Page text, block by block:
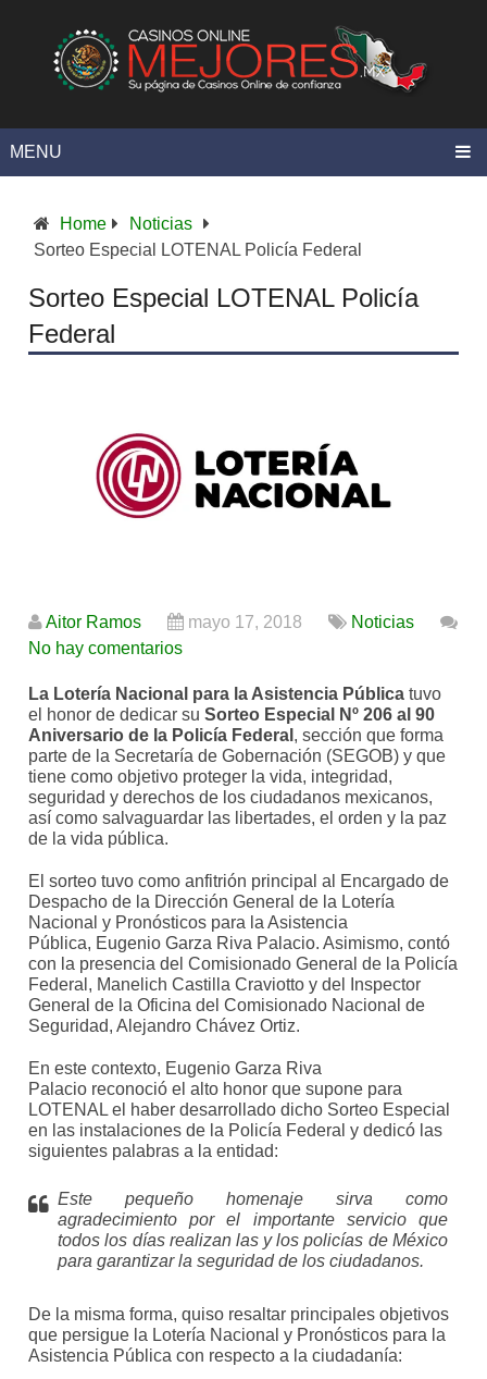
MENU
Home
Noticias
Sorteo Especial LOTENAL Policía Federal
Sorteo Especial LOTENAL Policía
Federal
Aitor Ramos mayo 17, 2018
Noticias
No hay comentarios
La Lotería Nacional para la Asistencia Pública tuvo
el honor de dedicar suSorteo Especial Nº 206 al 90
Aniversario de la Policía Federal , sección que forma
parte de la Secretaría de Gobernación (SEGOB) y que
tiene como objetivo proteger la vida, integridad,
seguridad y derechos de los ciudadanos mexicanos,
así como salvaguardar las libertades, el orden y la paz
de la vida pública.
El sorteo tuvo como anfitrión principal al Encargado de
Despacho de la Dirección General de la Lotería
Nacional y Pronósticos para la Asistencia
Pública, Eugenio Garza Riva Palacio. Asimismo, contó
con la presencia del Comisionado General de la Policía
Federal, Manelich Castilla Craviotto y del Inspector
General de la Oficina del Comisionado Nacional de
Seguridad, Alejandro Chávez Ortiz.
En este contexto, Eugenio Garza Riva
Palacio reconoció el alto honor que supone para
LOTENAL el haber desarrollado dicho Sorteo Especial
en las instalaciones de la Policía Federal y dedicó las
siguientes palabras a la entidad:
Este pequeño homenaje sirva como
agradecimiento por el importante servicio que
todos los días realizan las y los policías de México
para garantizar la seguridad de los ciudadanos.
De la misma forma, quiso resaltar principales objetivos
que persigue la Lotería Nacional y Pronósticos para la
Asistencia Pública con respecto a la ciudadanía: